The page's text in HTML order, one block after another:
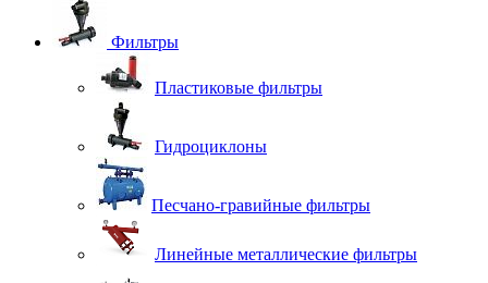
Фильтры
Пластиковые фильтры
Гидроциклоны
Песчано-гравийные фильтры
Линейные металлические фильтры